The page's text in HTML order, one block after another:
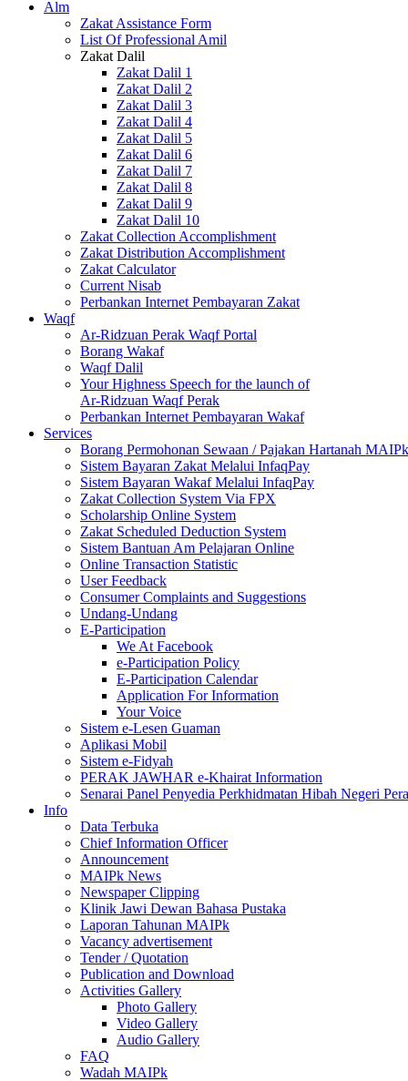
Alm
Zakat Assistance Form
List Of Professional Amil
Zakat Dalil
Zakat Dalil 1
Zakat Dalil 2
Zakat Dalil 3
Zakat Dalil 4
Zakat Dalil 5
Zakat Dalil 6
Zakat Dalil 7
Zakat Dalil 8
Zakat Dalil 9
Zakat Dalil 10
Zakat Collection Accomplishment
Zakat Distribution Accomplishment
Zakat Calculator
Current Nisab
Perbankan Internet Pembayaran Zakat
Waqf
Ar-Ridzuan Perak Waqf Portal
Borang Wakaf
Waqf Dalil
Your Highness Speech for the launch of
Ar-Ridzuan Waqf Perak
Perbankan Internet Pembayaran Wakaf
Services
Borang Permohonan Sewaan / Pajakan Hartanah MAIPk
Sistem Bayaran Zakat Melalui InfaqPay
Sistem Bayaran Wakaf Melalui InfaqPay
Zakat Collection System Via FPX
Scholarship Online System
Zakat Scheduled Deduction System
Sistem Bantuan Am Pelajaran Online
Online Transaction Statistic
User Feedback
Consumer Complaints and Suggestions
Undang-Undang
E-Participation
We At Facebook
e-Participation Policy
E-Participation Calendar
Application For Information
Your Voice
Sistem e-Lesen Guaman
Aplikasi Mobil
Sistem e-Fidyah
PERAK JAWHAR e-Khairat Information
Senarai Panel Penyedia Perkhidmatan Hibah Negeri
Info
Data Terbuka
Chief Information Officer
Announcement
MAIPk News
Newspaper Clipping
Klinik Jawi Dewan Bahasa Pustaka
Laporan Tahunan MAIPk
Vacancy advertisement
Tender / Quotation
Publication and Download
Activities Gallery
Photo Gallery
Video Gallery
Audio Gallery
FAQ
Wadah MAIPk